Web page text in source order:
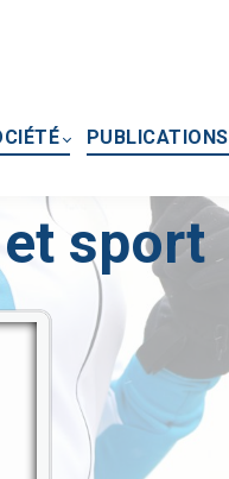
PUBLICATIONS
sport